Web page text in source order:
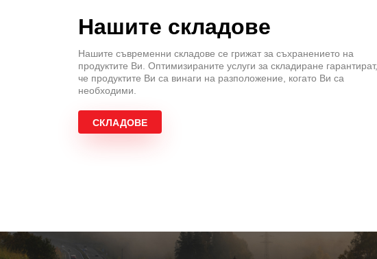
Нашите складове
Нашите съвременни складове се грижат за съхранението на
продуктите Ви. Оптимизираните услуги за складиране гарантират,
че продуктите Ви са винаги на разположение, когато Ви са
необходими.
СКЛАДОВЕ